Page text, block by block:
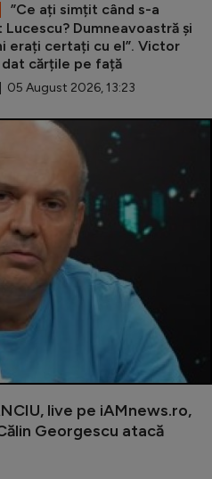
”Ce ați simțit când s-a
Lucescu? Dumneavoastră și
erați certați cu el”. Victor
dat cărțile pe față
05 August 2026, 13:23
live pe iAMnews.ro,
Georgescu atacă